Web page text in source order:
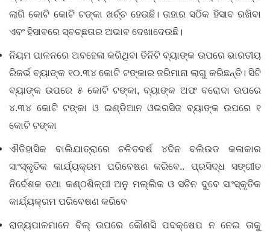
ଲାଗି କୋଟି କୋଟି ଟଙ୍କା ଖର୍ଚ୍ଚ ହେଉଛି। ତାହାର ସଠିକ ହିସାବ ରଖିବା
ଏବଂ ହିସାବରେ ସ୍ବଚ୍ଛତାର ଅଭାବ ଦେଖାଦେଉଛି।
ନିୟମ ପାଳନରେ ‌ଅବହେଳା କରିଥିବା ତିନିଟି ବ୍ୟାଙ୍କ ଉପରେ ଭାରତୀୟ
ରିଜର୍ଭ ବ୍ୟାଙ୍କ ୧୦.୩୪ କୋଟି ଟଙ୍କାର ଜରିମାନା ଲାଗୁ କରିଛନ୍ତି। ସିଟି
ବ୍ୟାଙ୍କ ଉପରେ ୫ କୋଟି ଟଙ୍କା, ବ୍ୟାଙ୍କ ଅଫ ବରୋଦା ଉପରେ
୪.୩୪ କୋଟି ଟଙ୍କା ଓ ଇଣ୍ଡିଆନ ଓଭରସିଜ ବ୍ୟାଙ୍କ ଉପରେ ୧
କୋଟି ଟଙ୍କା
ଐତିହାସିକ ବାଲିଯାତ୍ରାରେ ଚଳିତବର୍ଷ ୪ଦିନ ବଲିଉଡ କଳାକାର
ସାଂସ୍କୃତିକ କାର୍ଯ୍ୟକ୍ରମ ପରିବେଷଣ କରିବେ.. ପ୍ରସିଦ୍ଧ ସଙ୍ଗୀତ
ନିର୍ଦେଶକ ତଥା କଣ୍ଠଶିଳ୍ପୀ ଅନୁ ମଲ୍ଲିକ ଓ ସଚିନ ଦୁବେ ସାଂସ୍କୃତିକ
କାର୍ଯ୍ୟକ୍ରମ ପରିବେଷଣ କରିବେ
ରାଜ୍ୟପାଳମାନେ ବିଲ୍‌ ଉପରେ କୌଣସି ପଦକ୍ଷେପ ନ ନେଇ ତାକୁ